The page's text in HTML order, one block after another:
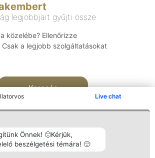
Live chat
Önnek! 🙂Kérjük,
beszélgetési témára! 🙂
legjobbjait gyűjti össze
közelébe? Ellenőrizze
a legjobb szolgáltatásokat
Keresés